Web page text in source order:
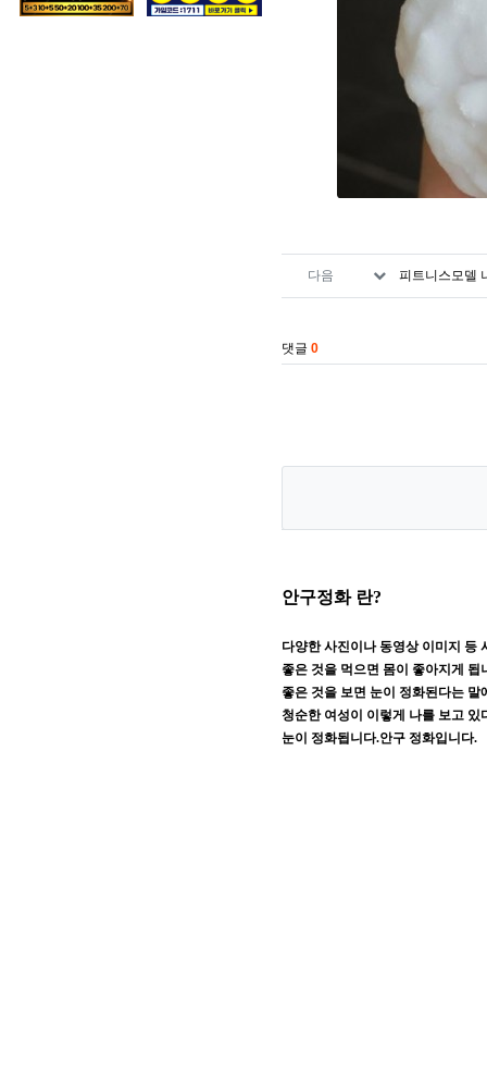
관련자료
다음 피트니스모델
댓글 0
안구정화 란?
다양한 사진이나 동영상 이미지 등
좋은 것을 먹으면 몸이 좋아지게 됩
좋은 것을 보면 눈이 정화된다는 말
청순한 여성이 이렇게 나를 보고 있
눈이 정화됩니다.안구 정화입니다.